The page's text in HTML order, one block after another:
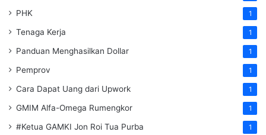
PHK 1
Tenaga Kerja 1
Panduan Menghasilkan Dollar 1
Pemprov 1
Cara Dapat Uang dari Upwork 1
GMIM Alfa-Omega Rumengkor 1
#Ketua GAMKI Jon Roi Tua Purba 1